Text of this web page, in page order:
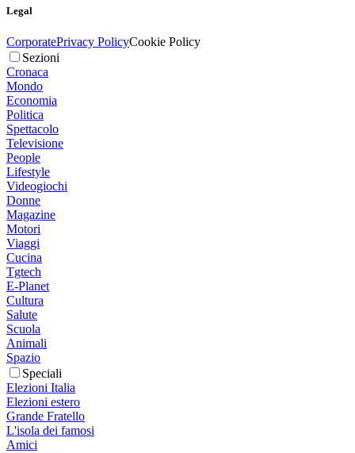
Legal
CorporatePrivacy PolicyCookie Policy
Sezioni
Cronaca
Mondo
Economia
Politica
Spettacolo
Televisione
People
Lifestyle
Videogiochi
Donne
Magazine
Motori
Viaggi
Cucina
Tgtech
E-Planet
Cultura
Salute
Scuola
Animali
Spazio
Speciali
Elezioni Italia
Elezioni estero
Grande Fratello
L'isola dei famosi
Amici